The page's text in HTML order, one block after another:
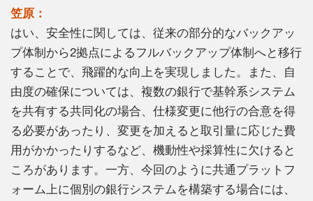
笠原：
はい、安全性に関しては、従来の部分的なバックアッ
プ体制から2拠点によるフルバックアップ体制へと移行
することで、飛躍的な向上を実現しました。また、自
由度の確保については、複数の銀行で基幹系システム
を共有する共同化の場合、仕様変更に他行の合意を得
る必要があったり、変更を加えると取引量に応じた費
用がかかったりするなど、機動性や採算性に欠けると
ころがあります。一方、今回のように共通プラットフ
ォーム上に個別の銀行システムを構築する場合には、